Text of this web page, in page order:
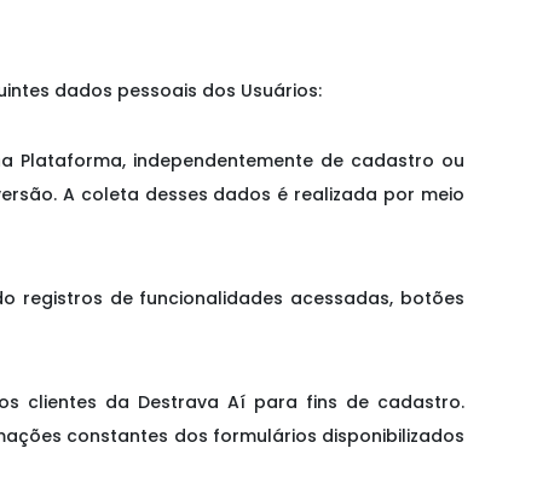
dados pessoais dos Usuários:
Plataforma, independentemente de cadastro ou
A coleta desses dados é realizada por meio
registros de funcionalidades acessadas, botões
clientes da Destrava Aí para fins de cadastro.
constantes dos formulários disponibilizados